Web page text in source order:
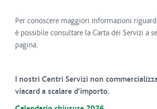
Per conoscere maggiori informazioni
è possibile consultare la Carta dei Servizi a
pagina.
I nostri Centri Servizi non
viacard a scalare d’importo.